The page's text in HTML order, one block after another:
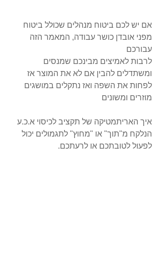
אם יש לכם ביטוח מנהלים שכולל ביטוח
מפני אובדן כושר עבודה, המאמר הזה
עבורכם
לרבות לאמיצים מבינכם שמנסים
ומשתדלים להבין אם לא את המוצר אז
לפחות את השפה ואז נתקלים במושגים
מוזרים ומשונים
איך האריתמטיקה של תקציב לכיסוי א.כ.ע
הנלקח מ"תוך" או "מחוץ" לתגמולים יכול
לפעול לטובתכם או לרעתכם.